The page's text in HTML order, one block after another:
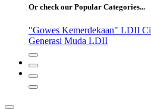
Or check our Popular Categories...
"Gowes Kemerdekaan" LDII
Generasi Muda LDII